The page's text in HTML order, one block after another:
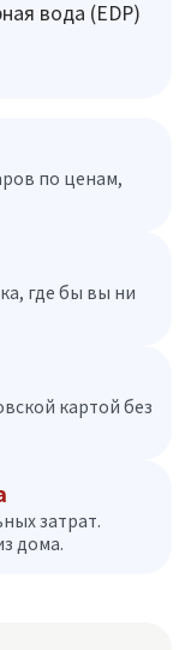
вода (EDP)
по ценам,
где бы вы ни
картой без
затрат.
дома.